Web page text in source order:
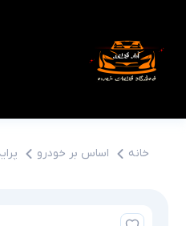
خانه اساس بر خودرو پراید